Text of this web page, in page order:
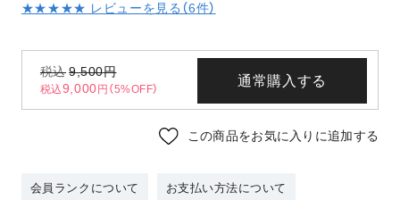
★★★★★ レビューを見る（6件）
税込9,500円
税込9,000 円（5%OFF）
通常購入する
この商品をお気に入りに追加する
会員ランクについて お支払い方法について